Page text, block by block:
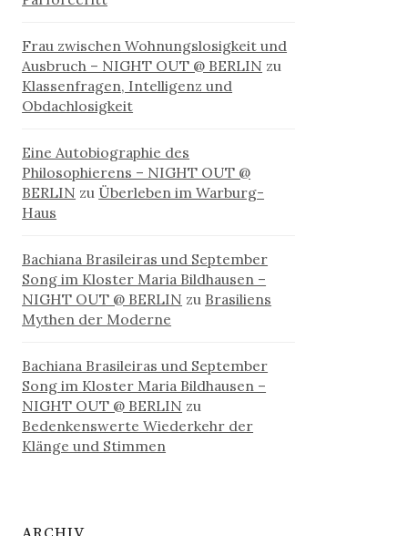
Frau zwischen Wohnungslosigkeit und
Ausbruch – NIGHT OUT @ BERLIN zu
Klassenfragen, Intelligenz und
Obdachlosigkeit
Eine Autobiographie des
Philosophierens – NIGHT OUT @
BERLIN zu Überleben im Warburg-
Haus
Bachiana Brasileiras und September
Song im Kloster Maria Bildhausen –
NIGHT OUT @ BERLIN zu Brasiliens
Mythen der Moderne
Bachiana Brasileiras und September
Song im Kloster Maria Bildhausen –
NIGHT OUT @ BERLIN zu
Bedenkenswerte Wiederkehr der
Klänge und Stimmen